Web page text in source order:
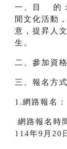
一、目 的：
閒文化活動
意，提昇人
生。
二、參加資
三、報名方式
1.網路報名：
網路報名時
114年9月20